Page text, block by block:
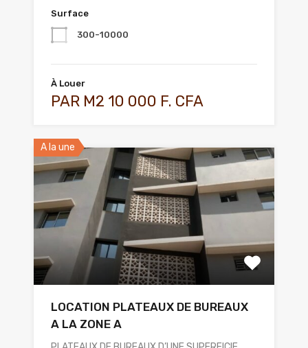
Surface
300-10000
À Louer
PAR M2 10 000 F. CFA
A la une
LOCATION PLATEAUX DE BUREAUX
A LA ZONE A